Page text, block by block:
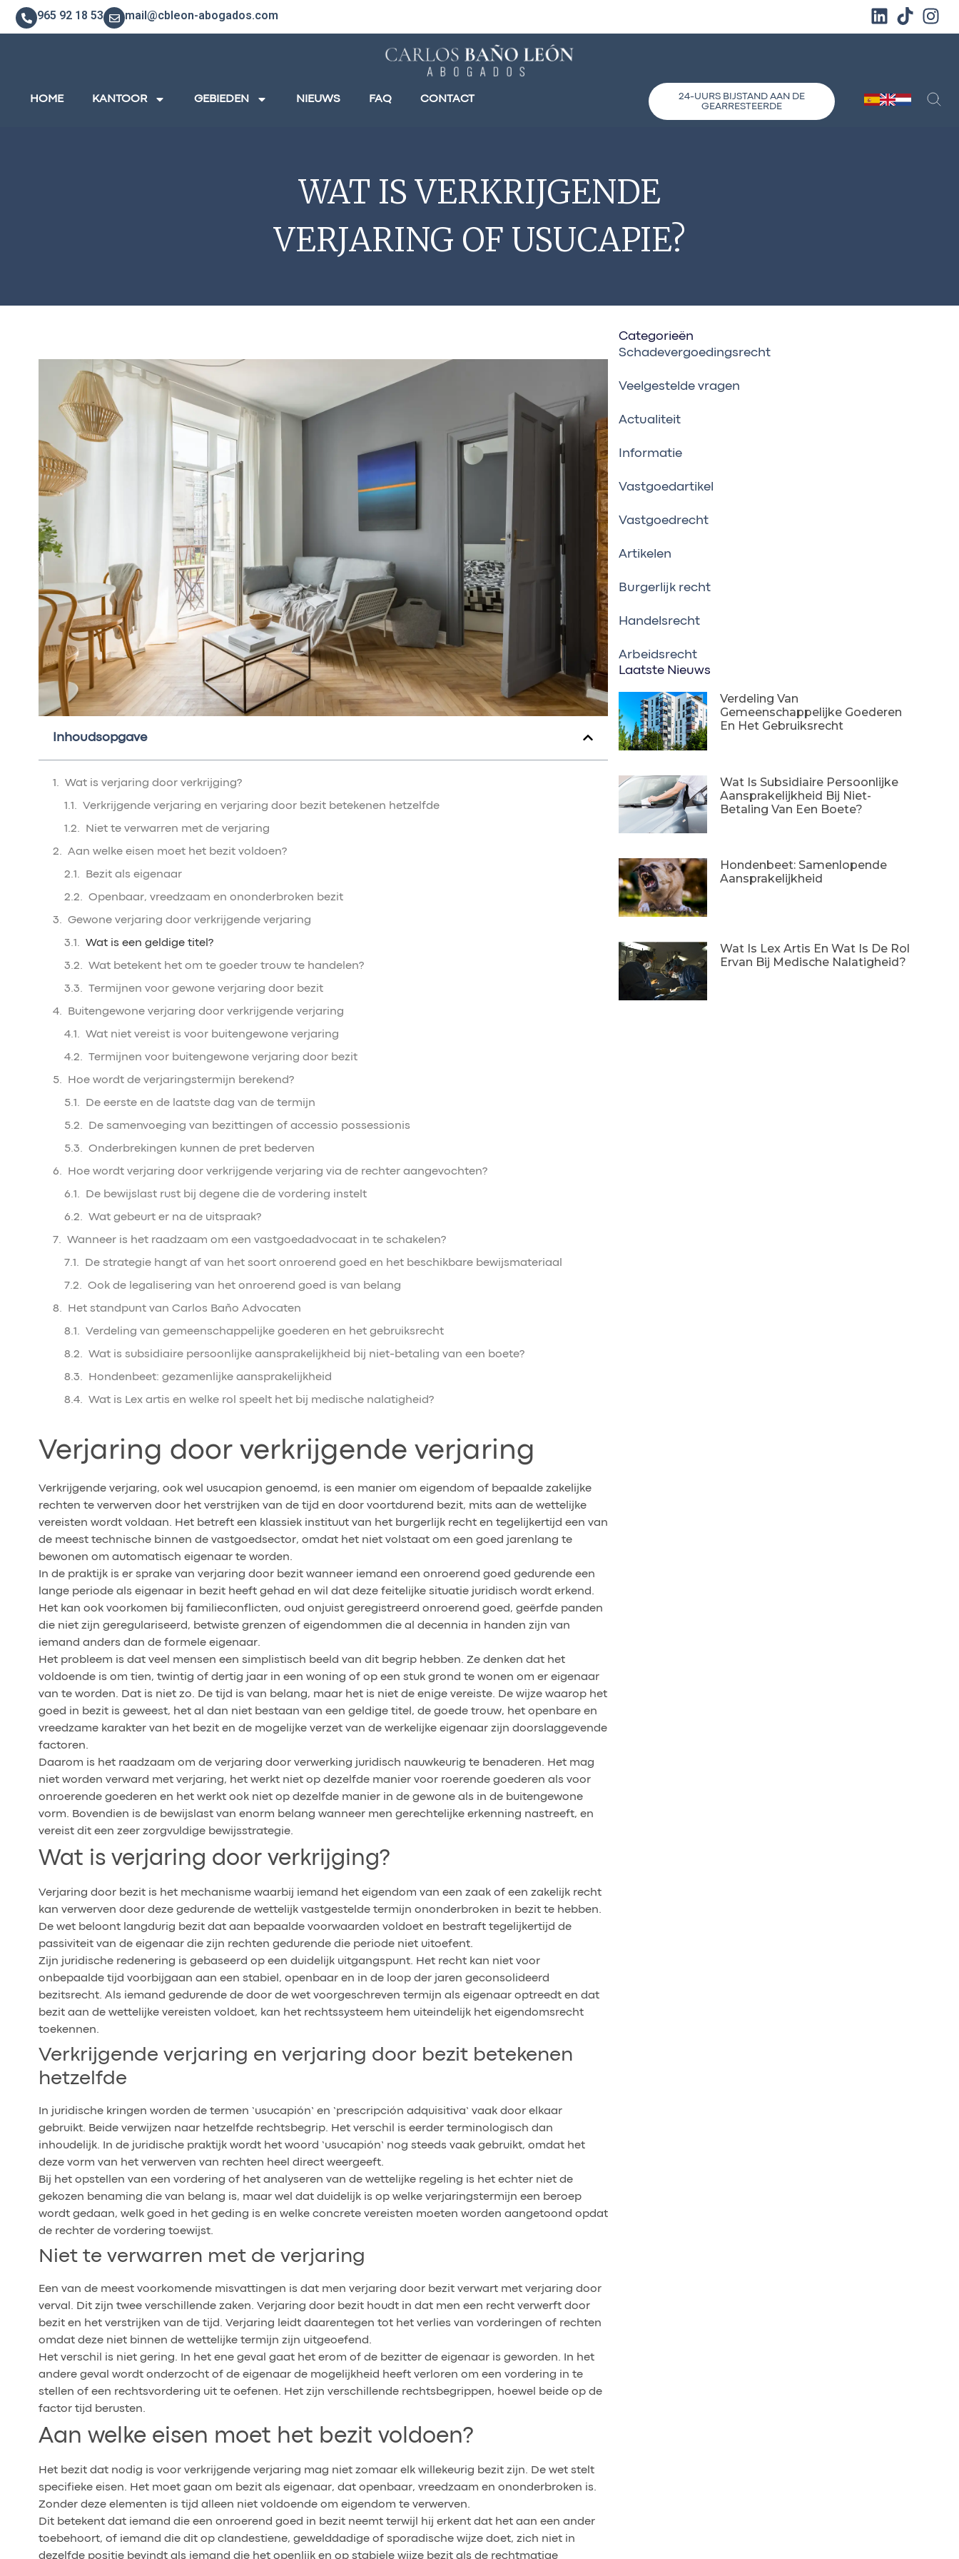
965 92 18 53 mail@cbleon-abogados.com
HOME KANTOOR GEBIEDEN NIEUWS FAQ CONTACT
24-UURS BIJSTAND AAN DE
GEARRESTEERDE
WAT IS VERKRIJGENDE
VERJARING OF USUCAPIE?
Inhoudsopgave
Wat is verjaring door verkrijging?
Verkrijgende verjaring en verjaring door bezit betekenen hetzelfde
Niet te verwarren met de verjaring
Aan welke eisen moet het bezit voldoen?
Bezit als eigenaar
Openbaar, vreedzaam en ononderbroken bezit
Gewone verjaring door verkrijgende verjaring
Wat is een geldige titel?
Wat betekent het om te goeder trouw te handelen?
Termijnen voor gewone verjaring door bezit
Buitengewone verjaring door verkrijgende verjaring
Wat niet vereist is voor buitengewone verjaring
Termijnen voor buitengewone verjaring door bezit
Hoe wordt de verjaringstermijn berekend?
De eerste en de laatste dag van de termijn
De samenvoeging van bezittingen of accessio possessionis
Onderbrekingen kunnen de pret bederven
Hoe wordt verjaring door verkrijgende verjaring via de rechter aangevochten?
De bewijslast rust bij degene die de vordering instelt
Wat gebeurt er na de uitspraak?
Wanneer is het raadzaam om een vastgoedadvocaat in te schakelen?
De strategie hangt af van het soort onroerend goed en het beschikbare bewijsmateriaal
Ook de legalisering van het onroerend goed is van belang
Het standpunt van Carlos Baño Advocaten
Verdeling van gemeenschappelijke goederen en het gebruiksrecht
Wat is subsidiaire persoonlijke aansprakelijkheid bij niet-betaling van een boete?
Hondenbeet: gezamenlijke aansprakelijkheid
Wat is Lex artis en welke rol speelt het bij medische nalatigheid?
Verjaring door verkrijgende verjaring
Verkrijgende verjaring, ook wel usucapion genoemd, is een manier om eigendom of bepaalde zakelijke
rechten te verwerven door het verstrijken van de tijd en door voortdurend bezit, mits aan de wettelijke
vereisten wordt voldaan. Het betreft een klassiek instituut van het burgerlijk recht en tegelijkertijd een van
de meest technische binnen de vastgoedsector, omdat het niet volstaat om een goed jarenlang te
bewonen om automatisch eigenaar te worden.
In de praktijk is er sprake van verjaring door bezit wanneer iemand een onroerend goed gedurende een
lange periode als eigenaar in bezit heeft gehad en wil dat deze feitelijke situatie juridisch wordt erkend.
Het kan ook voorkomen bij familieconflicten, oud onjuist geregistreerd onroerend goed, geërfde panden
die niet zijn geregulariseerd, betwiste grenzen of eigendommen die al decennia in handen zijn van
iemand anders dan de formele eigenaar.
Het probleem is dat veel mensen een simplistisch beeld van dit begrip hebben. Ze denken dat het
voldoende is om tien, twintig of dertig jaar in een woning of op een stuk grond te wonen om er eigenaar
van te worden. Dat is niet zo. De tijd is van belang, maar het is niet de enige vereiste. De wijze waarop het
goed in bezit is geweest, het al dan niet bestaan van een geldige titel, de goede trouw, het openbare en
vreedzame karakter van het bezit en de mogelijke verzet van de werkelijke eigenaar zijn doorslaggevende
factoren.
Daarom is het raadzaam om de verjaring door verwerking juridisch nauwkeurig te benaderen. Het mag
niet worden verward met verjaring, het werkt niet op dezelfde manier voor roerende goederen als voor
onroerende goederen en het werkt ook niet op dezelfde manier in de gewone als in de buitengewone
vorm. Bovendien is de bewijslast van enorm belang wanneer men gerechtelijke erkenning nastreeft, en
vereist dit een zeer zorgvuldige bewijsstrategie.
Wat is verjaring door verkrijging?
Verjaring door bezit is het mechanisme waarbij iemand het eigendom van een zaak of een zakelijk recht
kan verwerven door deze gedurende de wettelijk vastgestelde termijn ononderbroken in bezit te hebben.
De wet beloont langdurig bezit dat aan bepaalde voorwaarden voldoet en bestraft tegelijkertijd de
passiviteit van de eigenaar die zijn rechten gedurende die periode niet uitoefent.
Zijn juridische redenering is gebaseerd op een duidelijk uitgangspunt. Het recht kan niet voor
onbepaalde tijd voorbijgaan aan een stabiel, openbaar en in de loop der jaren geconsolideerd
bezitsrecht. Als iemand gedurende de door de wet voorgeschreven termijn als eigenaar optreedt en dat
bezit aan de wettelijke vereisten voldoet, kan het rechtssysteem hem uiteindelijk het eigendomsrecht
toekennen.
Verkrijgende verjaring en verjaring door bezit betekenen
hetzelfde
In juridische kringen worden de termen ‘usucapión’ en ‘prescripción adquisitiva’ vaak door elkaar
gebruikt. Beide verwijzen naar hetzelfde rechtsbegrip. Het verschil is eerder terminologisch dan
inhoudelijk. In de juridische praktijk wordt het woord ‘usucapión’ nog steeds vaak gebruikt, omdat het
deze vorm van het verwerven van rechten heel direct weergeeft.
Bij het opstellen van een vordering of het analyseren van de wettelijke regeling is het echter niet de
gekozen benaming die van belang is, maar wel dat duidelijk is op welke verjaringstermijn een beroep
wordt gedaan, welk goed in het geding is en welke concrete vereisten moeten worden aangetoond opdat
de rechter de vordering toewijst.
Niet te verwarren met de verjaring
Een van de meest voorkomende misvattingen is dat men verjaring door bezit verwart met verjaring door
verval. Dit zijn twee verschillende zaken. Verjaring door bezit houdt in dat men een recht verwerft door
bezit en het verstrijken van de tijd. Verjaring leidt daarentegen tot het verlies van vorderingen of rechten
omdat deze niet binnen de wettelijke termijn zijn uitgeoefend.
Het verschil is niet gering. In het ene geval gaat het erom of de bezitter de eigenaar is geworden. In het
andere geval wordt onderzocht of de eigenaar de mogelijkheid heeft verloren om een vordering in te
stellen of een rechtsvordering uit te oefenen. Het zijn verschillende rechtsbegrippen, hoewel beide op de
factor tijd berusten.
Aan welke eisen moet het bezit voldoen?
Het bezit dat nodig is voor verkrijgende verjaring mag niet zomaar elk willekeurig bezit zijn. De wet stelt
specifieke eisen. Het moet gaan om bezit als eigenaar, dat openbaar, vreedzaam en ononderbroken is.
Zonder deze elementen is tijd alleen niet voldoende om eigendom te verwerven.
Dit betekent dat iemand die een onroerend goed in bezit neemt terwijl hij erkent dat het aan een ander
toebehoort, of iemand die dit op clandestiene, gewelddadige of sporadische wijze doet, zich niet in
dezelfde positie bevindt als iemand die het openlijk en op stabiele wijze bezit als de rechtmatige
Categorieën
Schadevergoedingsrecht
Veelgestelde vragen
Actualiteit
Informatie
Vastgoedartikel
Vastgoedrecht
Artikelen
Burgerlijk recht
Handelsrecht
Arbeidsrecht
Laatste Nieuws
Verdeling Van
Gemeenschappelijke Goederen
En Het Gebruiksrecht
Wat Is Subsidiaire Persoonlijke
Aansprakelijkheid Bij Niet-
Betaling Van Een Boete?
Hondenbeet: Samenlopende
Aansprakelijkheid
Wat Is Lex Artis En Wat Is De Rol
Ervan Bij Medische Nalatigheid?